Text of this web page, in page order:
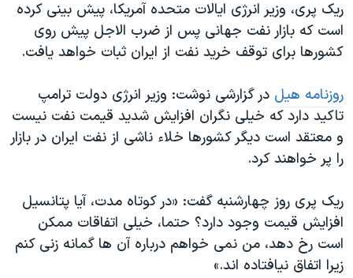
دادگاه حمید نوری
چهل سال گروگان‌گیری
اعتراضات مردمی آبان ۹۸
اسرائیل در جنگ
نرگس محمدی برنده جایزه نوبل صلح
صفحه‌های ویژه
سفر پرزیدنت ترامپ به چین
ریک پری، وزیر انرژی ایالات متحده آمریکا، پیش بینی کرده
است که بازار نفت جهانی پس از ضرب الاجل پیش روی
کشورها برای توقف خرید نفت از ایران ثبات خواهد یافت.
روزنامه هیل در گزارشی نوشت: وزیر انرژی دولت ترامپ
تاکید دارد که خیلی نگران افزایش شدید قیمت نفت نیست
و معتقد است دیگر کشورها خلاء ناشی از نفت ایران در بازار
را پر خواهند کرد.
ریک پری روز چهارشنبه گفت: «در کوتاه مدت، آیا پتانسیل
افزایش قیمت وجود دارد؟ حتما، خیلی اتفاقات ممکن
است رخ دهد، من نمی خواهم درباره آن ها گمانه زنی کنم
زیرا اتفاق نیافتاده اند.»